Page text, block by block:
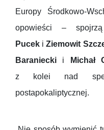
Europy Środkowo-
opowieści –
Pucek iZiemowit
Baraniecki i Michał
z kolei nad
postapokaliptycznej.